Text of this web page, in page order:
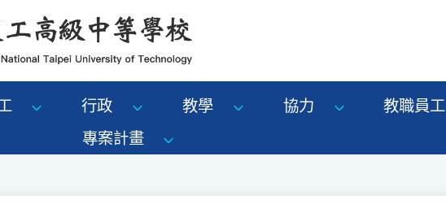
行政 教學 協力 教職員工
專案計畫